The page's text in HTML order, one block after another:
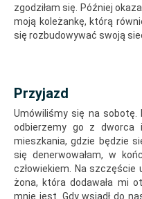
zgodziłam się. Później
moją koleżankę, którą
się rozbudowywać swoją
Przyjazd
Umówiliśmy się na sobotę.
odbierzemy go z dworca
mieszkania, gdzie będzie
się denerwowałam, w
człowiekiem. Na szczęście
żona, która dodawała mi
mnie jest. Gdy wsiadł do